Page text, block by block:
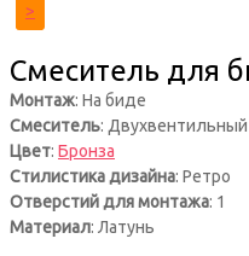
>
Смеситель для
Монтаж: На биде
Смеситель: Двухвентильный
Цвет: Бронза
Стилистика дизайна: Ретро
Отверстий для монтажа: 1
Материал: Латунь